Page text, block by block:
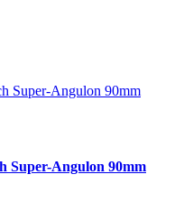
Super-Angulon 90mm